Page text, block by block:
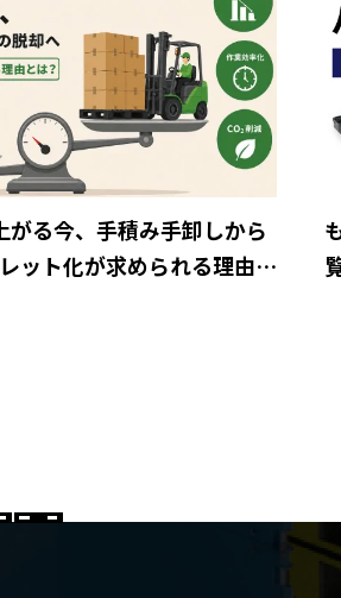
がる今、手積み手卸しから
ット化が求められる理由と